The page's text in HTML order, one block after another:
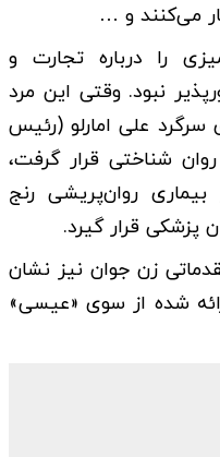
می‌کنند و …
را درباره تجارت و
نبود. وقتی این مرد
سرگرد علی امارلو (رئیس
شناختی قرار گرفت،
روان‌پریشی رنج
پزشکی قرار گیرد.
زن جوان نیز نشان
شده از سوی «عیسی»